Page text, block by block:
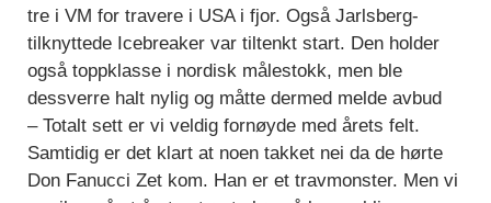
tre i VM for travere i USA i fjor. Også Jarlsberg-
tilknyttede Icebreaker var tiltenkt start. Den holder
også toppklasse i nordisk målestokk, men ble
dessverre halt nylig og måtte dermed melde avbud
– Totalt sett er vi veldig fornøyde med årets felt.
Samtidig er det klart at noen takket nei da de hørte
Don Fanucci Zet kom. Han er et travmonster. Men vi